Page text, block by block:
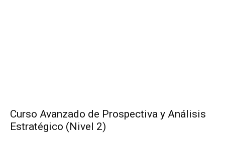
Curso Avanzado de Prospectiva y Análisis
Estratégico (Nivel 2)